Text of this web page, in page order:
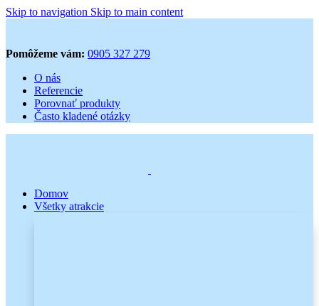
Skip to navigation Skip to main content
Pomôžeme vám: 0905 327 279
O nás
Referencie
Porovnať produkty
Často kladené otázky
Domov
Všetky atrakcie